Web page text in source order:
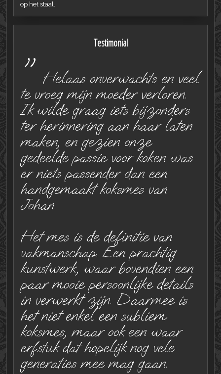
op het staal.
Testimonial
" Helaas onverwachts en veel
te vroeg mijn moeder verloren.
Ik wilde graag iets bijzonders
ter herinnering aan haar laten
maken, en gezien onze
gedeelde passie voor koken was
er niets passender dan een
handgemaakt koksmes van
Johan.
Het mes is de definitie van
vakmanschap. Een prachtig
kunstwerk, waar bovendien een
paar mooie persoonlijke details
in verwerkt zijn. Daarmee is
het niet enkel een subliem
koksmes, maar ook een waar
erfstuk dat hopelijk nog vele
generaties mee mag gaan.